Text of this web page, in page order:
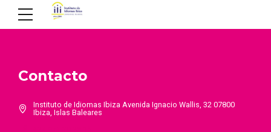
Contacto
Instituto de Idiomas Ibiza Avenida Ignacio Wallis, 32 07800
Ibiza, Islas Baleares